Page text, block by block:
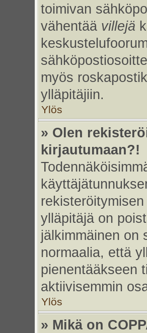
toimivan
vähentää villejä
myös
ylläpitäjiin.
Ylös
» Olen
kirjautumaan?!
ylläpitäjä on
jälkimmäinen on
normaalia, että
pienentääkseen
aktiivisemmin
Ylös
» Mikä on